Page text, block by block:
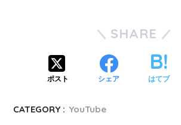
SHARE
ポスト シェア はてブ
CATEGORY : YouTube